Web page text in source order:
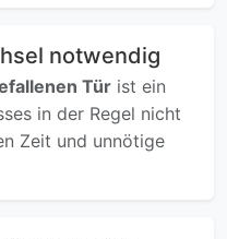
notwendig
Tür ist ein
in der Regel nicht
Zeit und unnötige